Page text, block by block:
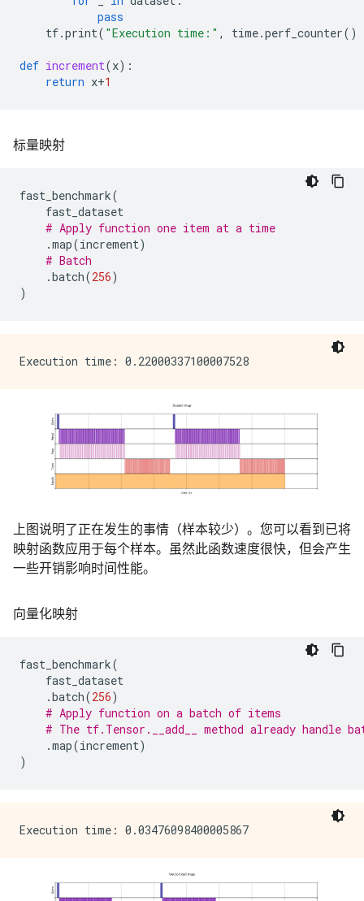
pass
tf.print( "Execution time:" , time.perf_counter()
def increment(x):
return x+1
标量映射
fast_benchmark(
fast_dataset
# Apply function one item at a time
.map(increment)
# Batch
.batch(256)
)
上图说明了正在发生的事情（样本较少）。您可以看到已将
映射函数应用于每个样本。虽然此函数速度很快，但会产生
一些开销影响时间性能。
向量化映射
fast_benchmark(
fast_dataset
.batch(256)
# Apply function on a batch of items
# The tf.Tensor.__add__ method already handle
.map(increment)
)